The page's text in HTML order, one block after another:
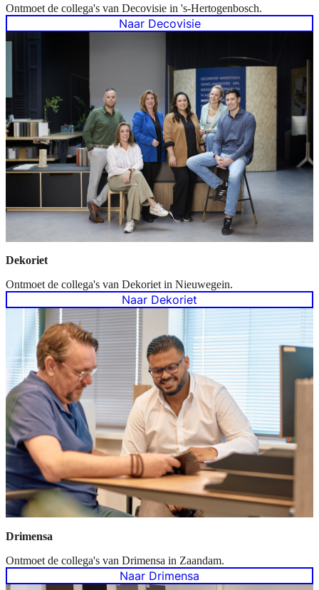
Ontmoet de collega's van Decovisie in 's-Hertogenbosch.
Naar Decovisie
Dekoriet
Ontmoet de collega's van Dekoriet in Nieuwegein.
Naar Dekoriet
Drimensa
Ontmoet de collega's van Drimensa in Zaandam.
Naar Drimensa